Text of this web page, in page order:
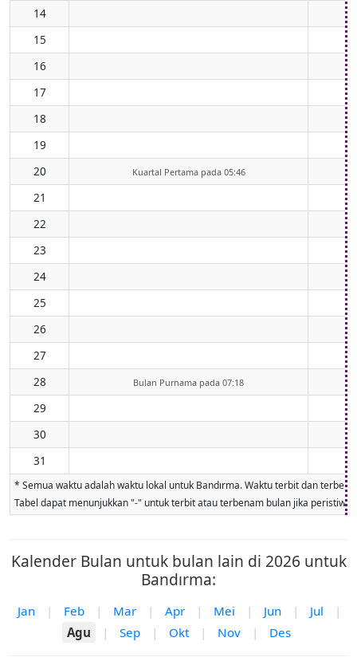
14
15
16
17
18
19
20
Kuartal Pertama pada 05:46
21
22
23
24
25
26
27
28
Bulan Purnama pada 07:18
29
30
31
* Semua waktu adalah waktu lokal untuk Bandırma. Waktu terbit dan
Tabel dapat menunjukkan "-" untuk terbit atau terbenam bulan jika
Kalender Bulan untuk bulan lain di 2026 untuk
Bandırma:
Jan | Feb | Mar | Apr | Mei | Jun | Jul
|
Agu
| Sep | Okt | Nov | Des